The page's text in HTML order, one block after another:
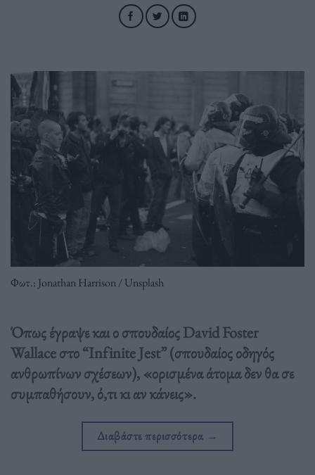
Φωτ.: Jonathan Harrison / Unsplash
Όπως έγραψε και ο σπουδαίος David Foster
Wallace στο “Infinite Jest” (σπουδαίος οδηγός
ανθρωπίνων σχέσεων), «ορισμένα άτομα δεν θα σε
συμπαθήσουν, ό,τι κι αν κάνεις».
Διαβάστε περισσότερα →